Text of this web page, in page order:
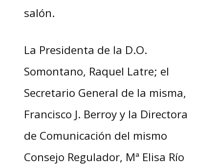
salón.
La Presidenta de la D.O.
Somontano, Raquel Latre; el
Secretario General de la misma,
Francisco J. Berroy y la Directora
de Comunicación del mismo
Consejo Regulador, Mª Elisa Río